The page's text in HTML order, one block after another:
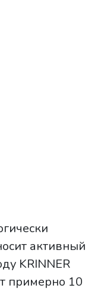
активный
KRINNER
примерно 10